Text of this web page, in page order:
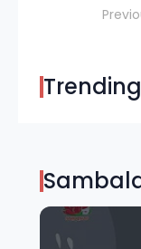
Trending